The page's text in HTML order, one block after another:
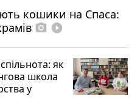
кошики на Спаса:
photo_camera play_circle_filled
як
школа
у